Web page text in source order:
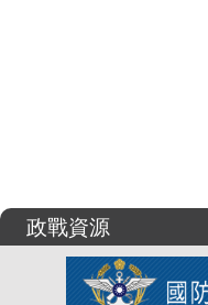
政戰資源